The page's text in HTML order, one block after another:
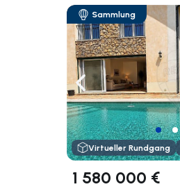
Nach links navigieren
Sammlung
Virtueller Rundgang
1 580 000 €